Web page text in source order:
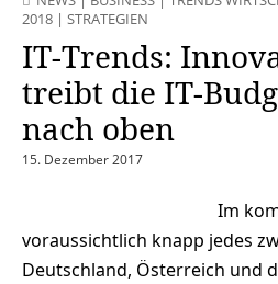
2018 | STRATEGIEN
IT-Trends:
treibt die IT-
nach oben
15. Dezember 2017
Im
voraussichtlich knapp jedes
Deutschland, Österreich und